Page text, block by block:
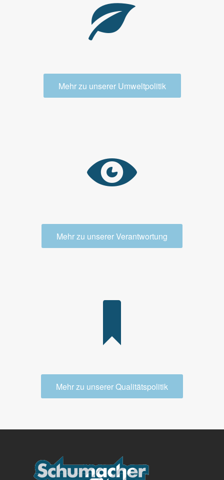
Mehr zu unserer Umweltpolitik
Mehr zu unserer Verantwortung
Mehr zu unserer Qualitätspolitik